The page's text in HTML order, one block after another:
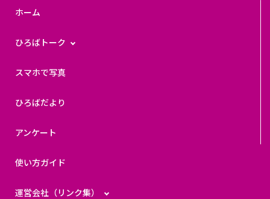
ホーム
ひろばトーク
スマホで写真
ひろばだより
アンケート
使い方ガイド
運営会社（リンク集）